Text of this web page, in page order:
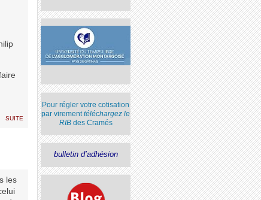
suite
les
Pour régler votre cotisation
par virementtéléchargez le
RIBdes Cramés
bulletin d’adhésion